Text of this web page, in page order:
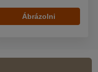
Ábrázolni